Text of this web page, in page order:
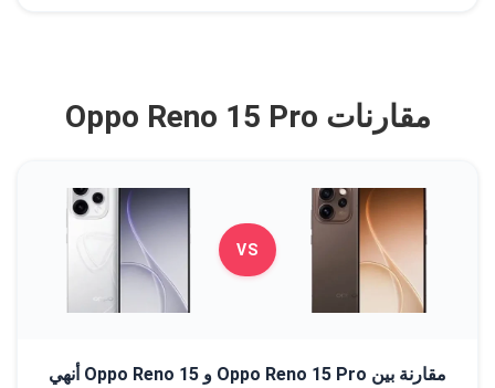
مقارنات Oppo Reno 15 Pro
VS
مقارنة بين Oppo Reno 15 Pro و Oppo Reno 15 أنهي